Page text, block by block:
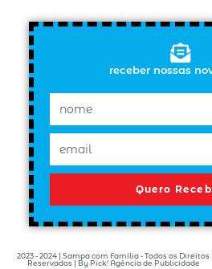
receber nossas
Quero
2023 - 2024 | Sampa com Família - Todos os Direitos
Reservados | By Pick! Agência de Publicidade